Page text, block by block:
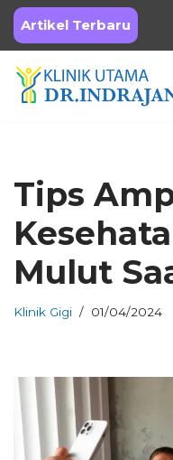
Skip
to
content
Artikel Terbaru
Tips
Mulut
Klinik Gigi 01/04/2024